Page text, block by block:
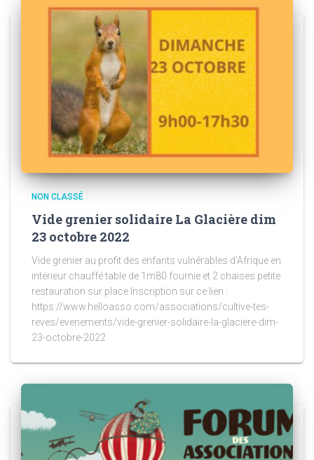
NON CLASSÉ
Vide grenier solidaire La Glacière dim
23 octobre 2022
Vide grenier au profit des enfants vulnérables d’Afrique en
intérieur chauffé table de 1m80 fournie et 2 chaises petite
restauration sur place Inscription sur ce lien :
https://www.helloasso.com/associations/cultive-tes-
reves/evenements/vide-grenier-solidaire-la-glaciere-dim-
23-octobre-2022